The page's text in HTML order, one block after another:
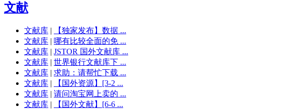
文献
文献库 |
【独家发布】数据 ...
文献库 | 哪有比较全面的免 ...
文献库 | JSTOR 国外文献库 ...
文献库 | 世界银行文献库下 ...
文献库 | 求助：请帮忙下载 ...
文献库 |
【国外资源】[3-2 ...
文献库 | 请问淘宝网上卖的 ...
文献库 | 【国外文献】[6-6 ...